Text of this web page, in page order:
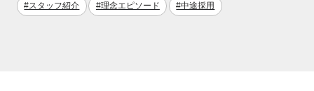
#スタッフ紹介 #理念エピソード #中途採用